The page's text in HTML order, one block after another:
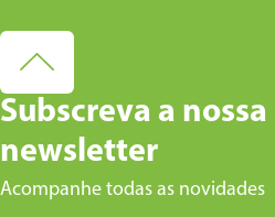
Subscreva a nossa
newsletter
Acompanhe todas as novidades